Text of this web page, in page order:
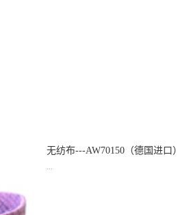
无纺布---AW70150（德国进口）
...